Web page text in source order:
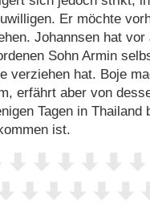
Er möchte
Johannsen hat vor
Sohn Armin
verziehen hat. Boje
erfährt aber von
Tagen in Thailand
ist.